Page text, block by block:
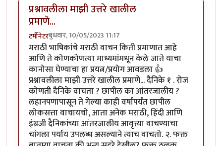
प्रश्नावलीला माझी उत्तरे खालील
प्रमाणे...
टर्मीनेटरबुधवार, 10/05/2023 11:17
मराठी भाषिकांचे मराठी वाचन किती प्रमाणात आहे
आणि ते कोणकोणत्या माध्यमांमधून केले जाते याचा
कानोसा घेण्याचा हा प्रयत्न/प्रयोग आवडला 👍
प्रश्नावलीला माझी उत्तरे खालील प्रमाणे... दैनिके १ . रोज
कोणती दैनिके वाचता ? छापील का आंतरजालीय ?
लहानपणापासून ते गेल्या काही वर्षांपर्यंत छापील
लोकसत्ता वाचायचो, आता अनेक मराठी, हिंदी आणि
इंग्रजी दैनिकांच्या आंतरजालीय आवृत्त्या वाचण्याचा
चांगला पर्याय उपलब्ध असल्याने त्याच वाचतो. २. फक्त